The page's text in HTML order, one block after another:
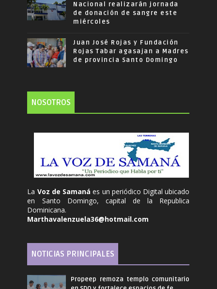
Nacional realizarán jornada
de donación de sangre este
miércoles
Juan José Rojas y Fundación
Rojas Tabar agasajan a Madres
de provincia Santo Domingo
NOSOTROS
La Voz de Samanáes un periódico Digital ubicado
en Santo Domingo, capital de la Republica
Dominicana.
Marthavalenzuela36@hotmail.com
NOTICIAS PRINCIPALES
Propeep remoza templo comunitario